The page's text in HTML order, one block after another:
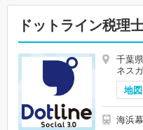
ドットライン税理
千葉
ネス
地図
海浜